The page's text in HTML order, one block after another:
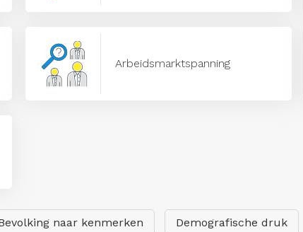
Arbeidsmarktspanning
naar kenmerken Demografische druk